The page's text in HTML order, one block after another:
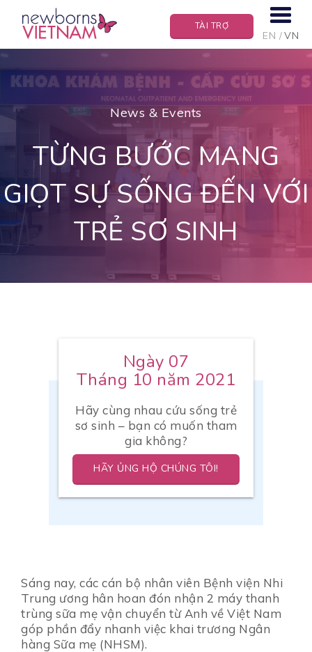
EN VN
TÀI TRỢ
News & Events
TỪNG BƯỚC MANG
GIỌT SỰ SỐNG ĐẾN VỚI
TRẺ SƠ SINH
Ngày 07
Tháng 10 năm 2021
Hãy cùng nhau cứu sống trẻ
sơ sinh – bạn có muốn tham
gia không?
HÃY ỦNG HỘ CHÚNG TÔI!
Sáng nay, các cán bộ nhân viên Bệnh viện Nhi
Trung ương hân hoan đón nhận 2 máy thanh
trùng sữa mẹ vận chuyển từ Anh về Việt Nam
góp phần đẩy nhanh việc khai trương Ngân
hàng Sữa mẹ (NHSM).